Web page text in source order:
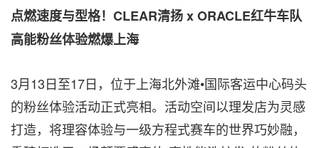
点燃速度与型格！CLEAR清扬 x ORACLE红牛车队
高能粉丝体验燃爆上海
3月13日至17日，位于上海北外滩•国际客运中心码头
的粉丝体验活动正式亮相。活动空间以理发店为灵感
打造，将理容体验与一级方程式赛车的世界巧妙融，